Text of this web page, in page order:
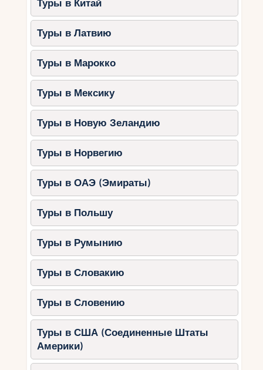
Туры в Китай
Туры в Латвию
Туры в Марокко
Туры в Мексику
Туры в Новую Зеландию
Туры в Норвегию
Туры в ОАЭ (Эмираты)
Туры в Польшу
Туры в Румынию
Туры в Словакию
Туры в Словению
Туры в США (Соединенные Штаты
Америки)